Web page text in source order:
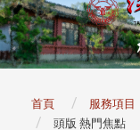
首頁 服務項目
頭版 熱門焦點